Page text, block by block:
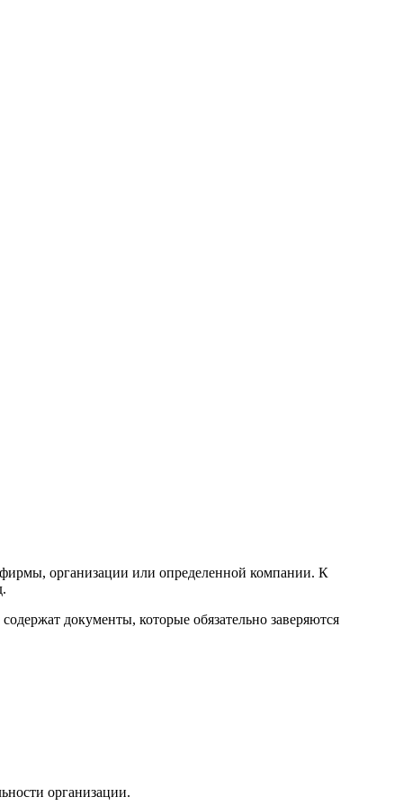
организации или определенной компании. К
документы, которые обязательно заверяются
организации.